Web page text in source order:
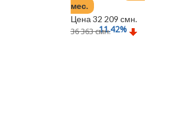
мес.
Цена 32 209 смн.
36 363 смн.11.42%